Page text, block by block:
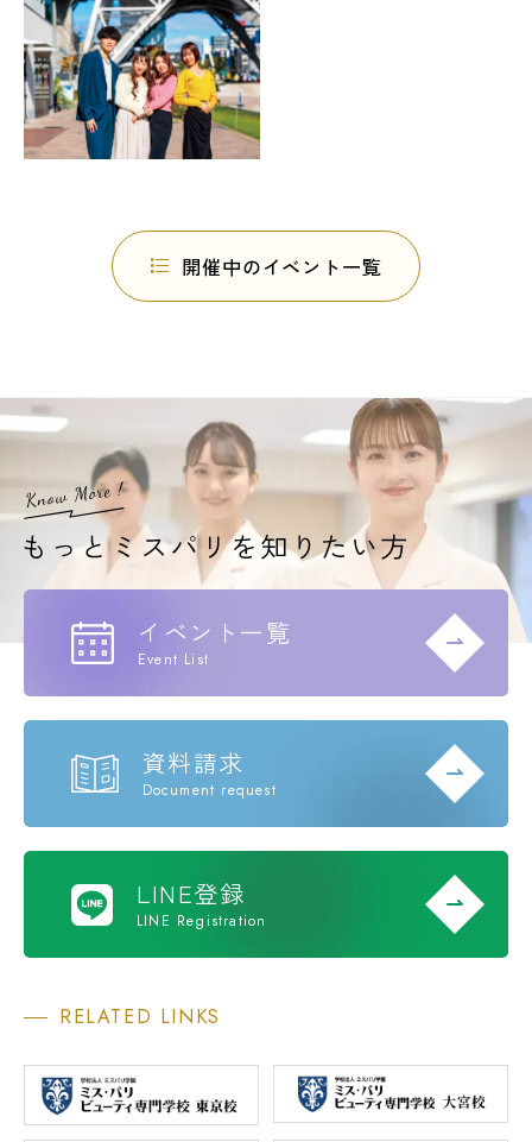
開催中のイベント一覧
イベント一覧
Event List
資料請求
Document request
LINE登録
LINE Registration
RELATED LINKS